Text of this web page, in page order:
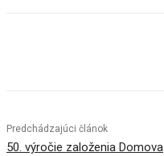
Predchádzajúci článok
50. výročie založenia Domova